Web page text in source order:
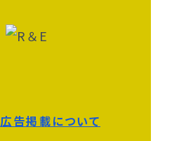
広告掲載について